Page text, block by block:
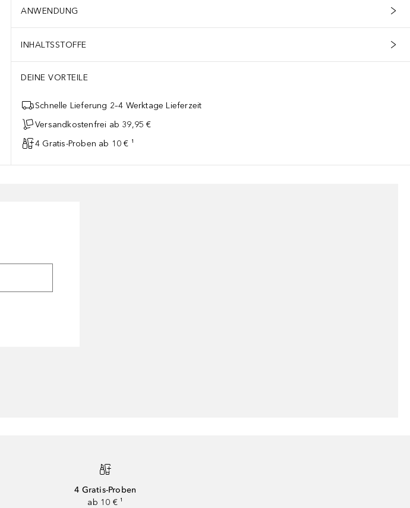
ANWENDUNG
INHALTSSTOFFE
DEINE VORTEILE
Schnelle Lieferung 2–4 Werktage Lieferzeit
Versandkostenfrei ab 39,95 €
4 Gratis-Proben ab 10 € ¹
4 Gratis-Proben
ab 10 € ¹